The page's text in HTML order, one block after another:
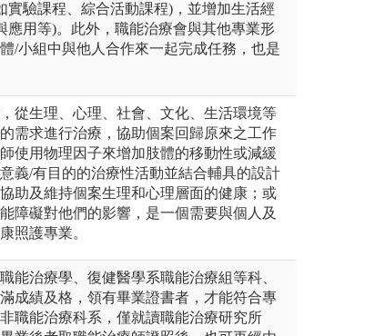
實驗課程、綜合活動課程)，並增加生活經
應用等)。此外，職能治療會與其他專業形
/小組中與他人合作來一起完成任務，也是
從生理、心理、社會、文化、生活環境等
需求進行治療，協助個案回歸原來之工作
使用物理因子來增加肢體的移動性或減緩
義/有目的的治療性活動並結合輔具的設計
助及維持個案生理和心理層面的健康；或
障礙對他們的影響，是一個需要與個人及
照護專業。
能治療學、復健醫學系職能治療組等科、
成績及格，領有畢業證書者，才能符合專
職能治療科系，僅就讀職能治療研究所